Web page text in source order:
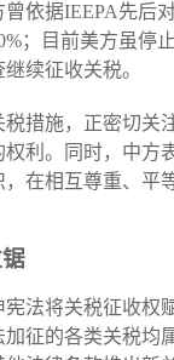
依据IEEPA先后
；目前美方虽停
续征收关税。
措施，正密切
利。同时，中
在相互尊重、
法将关税征收权
征的各类关税